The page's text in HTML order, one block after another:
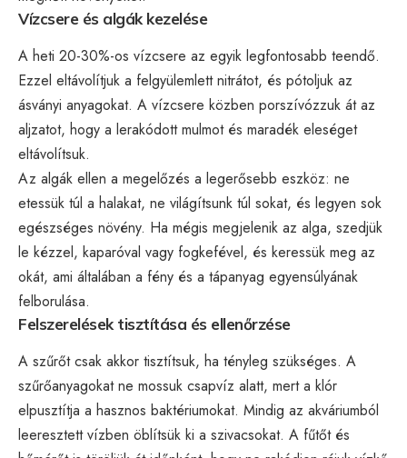
Vízcsere és algák kezelése
A heti 20-30%-os vízcsere az egyik legfontosabb teendő.
Ezzel eltávolítjuk a felgyülemlett nitrátot, és pótoljuk az
ásványi anyagokat. A vízcsere közben porszívózzuk át az
aljzatot, hogy a lerakódott mulmot és maradék eleséget
eltávolítsuk.
Az algák ellen a megelőzés a legerősebb eszköz: ne
etessük túl a halakat, ne világítsunk túl sokat, és legyen sok
egészséges növény. Ha mégis megjelenik az alga, szedjük
le kézzel, kaparóval vagy fogkefével, és keressük meg az
okát, ami általában a fény és a tápanyag egyensúlyának
felborulása.
Felszerelések tisztítása és ellenőrzése
A szűrőt csak akkor tisztítsuk, ha tényleg szükséges. A
szűrőanyagokat ne mossuk csapvíz alatt, mert a klór
elpusztítja a hasznos baktériumokat. Mindig az akváriumból
leeresztett vízben öblítsük ki a szivacsokat. A fűtőt és